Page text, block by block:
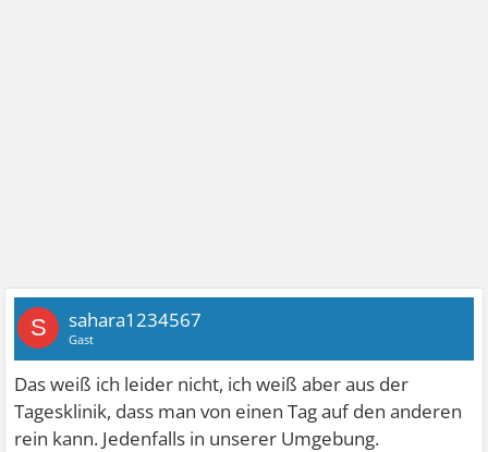
S sahara1234567
Gast
Das weiß ich leider nicht, ich weiß aber aus der
Tagesklinik, dass man von einen Tag auf den anderen
rein kann. Jedenfalls in unserer Umgebung.